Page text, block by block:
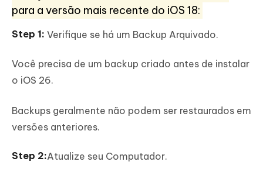
para a versão mais recente do iOS 18:
Verifique se há um Backup Arquivado.
Você precisa de um backup criado antes de instalar
o iOS 26.
Backups geralmente não podem ser restaurados em
versões anteriores.
Atualize seu Computador.